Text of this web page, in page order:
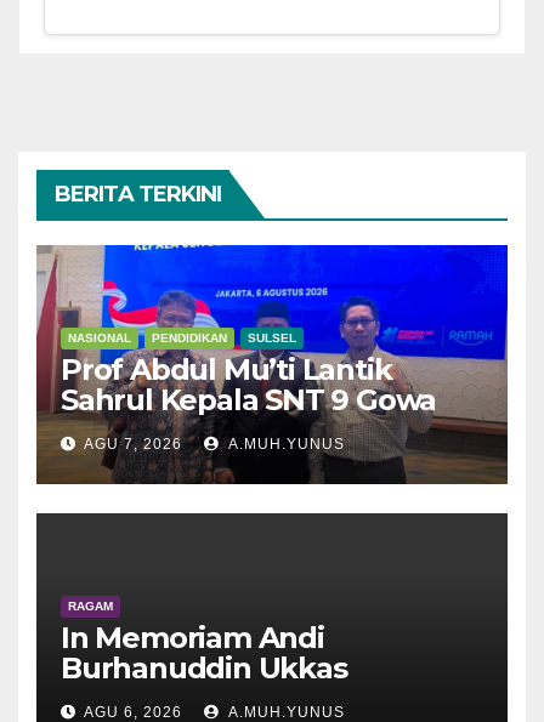
BERITA TERKINI
NASIONAL PENDIDIKAN SULSEL
Prof Abdul Mu’ti Lantik
Sahrul Kepala SNT 9 Gowa
AGU 7, 2026 A.MUH.YUNUS
RAGAM
In Memoriam Andi
Burhanuddin Ukkas
AGU 6, 2026 A.MUH.YUNUS